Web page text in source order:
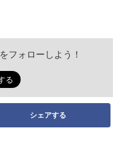
をフォローしよう！
シェアする